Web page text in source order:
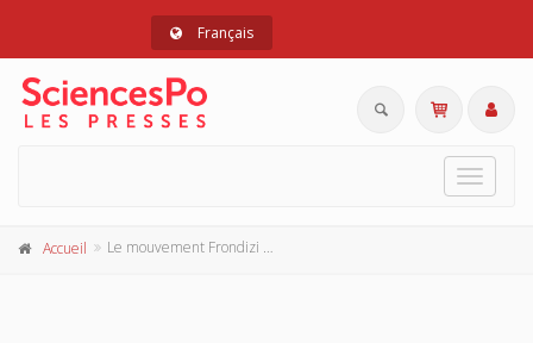
Français
Toggle
Accueil Le mouvement Frondizi et le radicalisme argentin